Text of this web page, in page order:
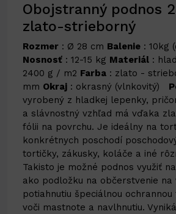
Obojstranný podnos
zlato-strieborný
Rozmer : Ø 28 cm Balenie : 10kg
Nosnosť : 12-15 kg Materiál :
2400 g / m2 Farba : zlato -
mm Okraj : okrasný (vlnkovitý)
vyrobený z hladkej lepenky,
a slávnostný vzhľad má vďaka
fólii na povrchu. Je ideálny na
konkrétnych poschodí
tortičky, zákusky, koláče a iné
Takisto je možné podnos využiť
ako podložku na občerstvenie na
potiahnutiu špeciálnou
voči mastnote a navlhnutiu.